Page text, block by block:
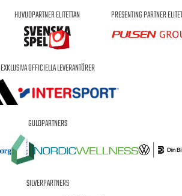
HUVUDPARTNER ELITETTAN PRESENTING PARTNER
EXKLUSIVA OFFICIELLA LEVERANTÖRER
GULDPARTNERS
SILVERPARTNERS